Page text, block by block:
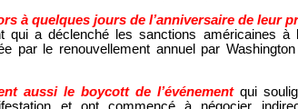
à quelques jours de l’anniversaire de leur
qui a déclenché les sanctions américaines à
par le renouvellement annuel par Washington
aussi le boycott de l’événementqui